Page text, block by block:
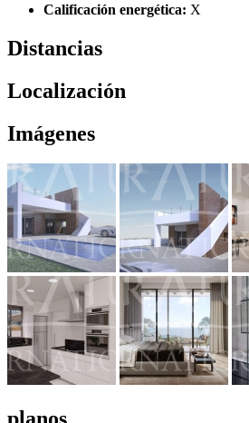
Calificación energética: X
Distancias
Localización
Imágenes